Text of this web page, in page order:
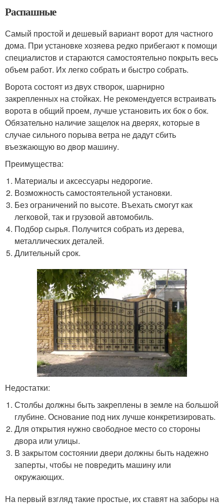
Распашные
Самый простой и дешевый вариант ворот для частного
дома. При установке хозяева редко прибегают к помощи
специалистов и стараются самостоятельно покрыть весь
объем работ. Их легко собрать и быстро собрать.
Ворота состоят из двух створок, шарнирно
закрепленных на стойках. Не рекомендуется встраивать
ворота в общий проем, лучше установить их бок о бок.
Обязательно наличие защелок на дверях, которые в
случае сильного порыва ветра не дадут сбить
въезжающую во двор машину.
Преимущества:
Материалы и аксессуары недорогие.
Возможность самостоятельной установки.
Без ограничений по высоте. Въехать смогут как
легковой, так и грузовой автомобиль.
Подбор сырья. Получится собрать из дерева,
металлических деталей.
Длительный срок.
Недостатки:
Столбы должны быть закреплены в земле на большой
глубине. Основание под них лучше конкретизировать.
Для открытия нужно свободное место со стороны
двора или улицы.
В закрытом состоянии двери должны быть надежно
заперты, чтобы не повредить машину или
окружающих.
На первый взгляд такие простые, их ставят на заборы на